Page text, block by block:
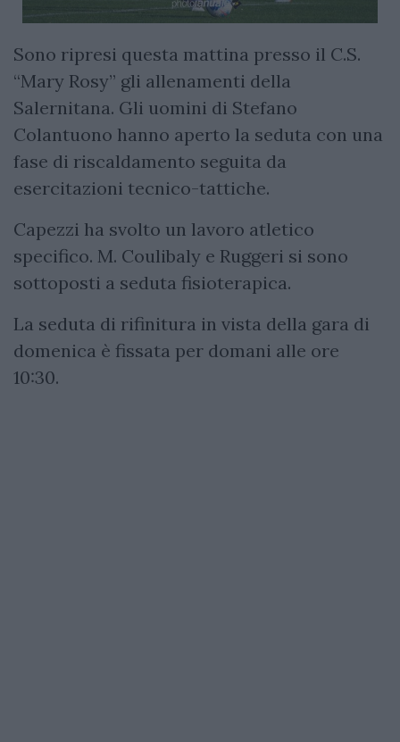
Sono ripresi questa mattina presso il C.S.
“Mary Rosy” gli allenamenti della
Salernitana. Gli uomini di Stefano
Colantuono hanno aperto la seduta con una
fase di riscaldamento seguita da
esercitazioni tecnico-tattiche.
Capezzi ha svolto un lavoro atletico
specifico. M. Coulibaly e Ruggeri si sono
sottoposti a seduta fisioterapica.
La seduta di rifinitura in vista della gara di
domenica è fissata per domani alle ore
10:30.